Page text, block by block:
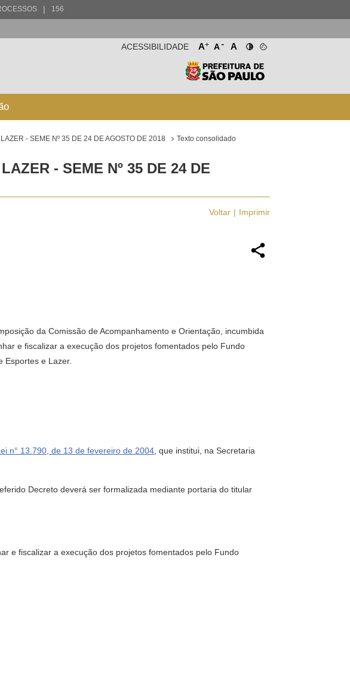
| 156
A+ A- A
ACESSIBILIDADE
- SEME Nº 35 DE 24 DE AGOSTO DE 2018 Texto consolidado
- SEME Nº 35 DE 24 DE
Voltar Imprimir
da Comissão de Acompanhamento e Orientação, incumbida
e fiscalizar a execução dos projetos fomentados pelo Fundo
Esportes e Lazer.
n° 13.790, de 13 de fevereiro de 2004 , que institui, na Secretaria
Decreto deverá ser formalizada mediante portaria do titular
e fiscalizar a execução dos projetos fomentados pelo Fundo